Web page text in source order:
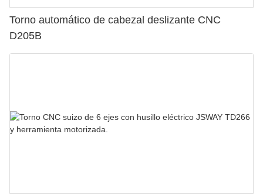
Torno automático de cabezal deslizante CNC
D205B